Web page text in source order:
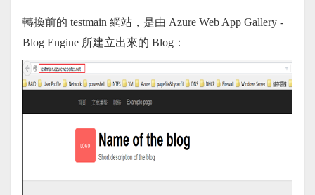
轉換前的 testmain 網站，是由 Azure Web App Gallery -
Blog Engine 所建立出來的 Blog：